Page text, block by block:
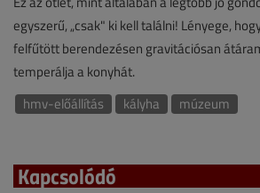
egyszerű, „csak" ki kell találni! Lényege,
felfűtött berendezésen gravitációsan
temperálja a konyhát.
hmv-előállítás
kályha múzeum
Kapcsolódó